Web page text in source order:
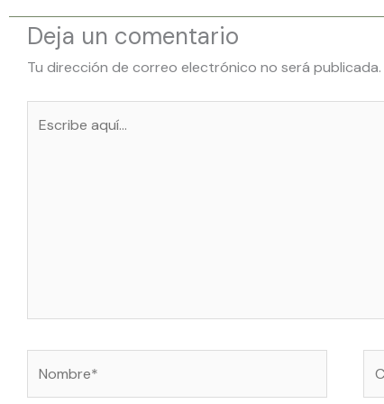
Deja un comentario
Tu dirección de correo electrónico no será publicada.